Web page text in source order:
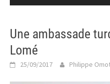
Une ambassade
Lomé
25/09/2017 Philippe